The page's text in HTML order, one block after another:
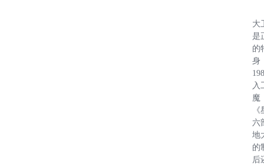
大
是
的
身
入
魔
六
地
的
后